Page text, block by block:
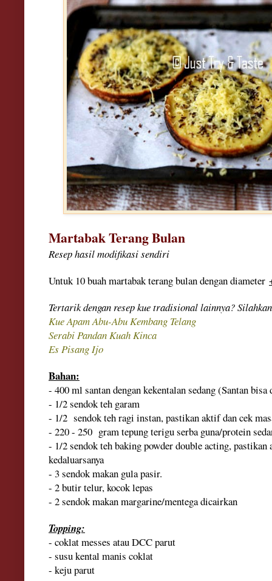
Martabak Terang Bulan
Resep hasil modifikasi sendiri
Untuk 10 buah martabak terang bulan dengan diameter
Tertarik dengan resep kue tradisional lainnya?
Kue Apam Abu-Abu Kembang Telang
Serabi Pandan Kuah Kinca
Es Pisang Ijo
Bahan:
- 400 ml santan dengan kekentalan sedang(Santan bisa
- 1/2 sendok teh garam
- 1/2 sendok teh ragi instan, pastikan aktif dan cek
- 220 - 250 gram tepung terigu serba guna/protein
- 1/2 sendok teh baking powder double acting, pastikan
kedaluarsanya
- 3 sendok makan gula pasir.
- 2 butir telur, kocok lepas
- 2 sendok makan margarine/mentega dicairkan
Topping:
- coklat messes atau DCC parut
- susu kental manis coklat
- keju parut